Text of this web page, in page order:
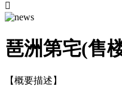

琶洲第宅(售
【概要描述】